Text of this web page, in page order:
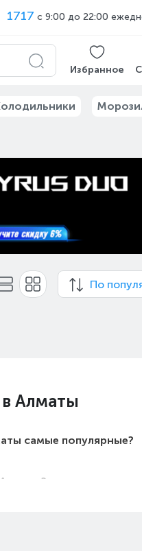
1717 с 9:00 до 22:00
Избранное
По
Алматы
самые популярные?